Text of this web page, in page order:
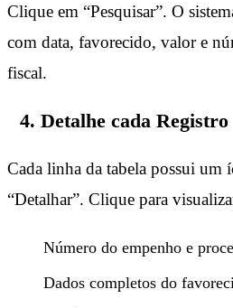
Clique em “Pesquisar”. O
com data, favorecido, valor e
fiscal.
4. Detalhe cada Registro
Cada linha da tabela possui um
“Detalhar”. Clique para
Número do empenho e
Dados completos do